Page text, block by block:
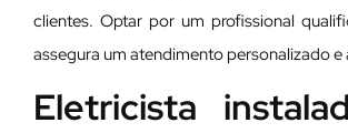
clientes. Optar por um profissional
assegura um atendimento personalizado e
Eletricista